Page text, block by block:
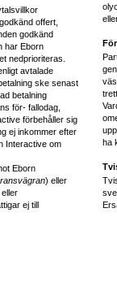
offert,
godkänd
har Eborn
nedprioriteras.
avtalade
ske senast
betalning
för- fallodag,
förbehåller sig
ej inkommer efter
Interactive om
Eborn
) eller
ej till
ha